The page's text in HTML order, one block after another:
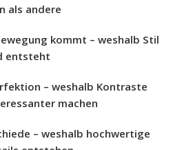
als andere
kommt – weshalb Stil
entsteht
– weshalb Kontraste
machen
– weshalb hochwertige